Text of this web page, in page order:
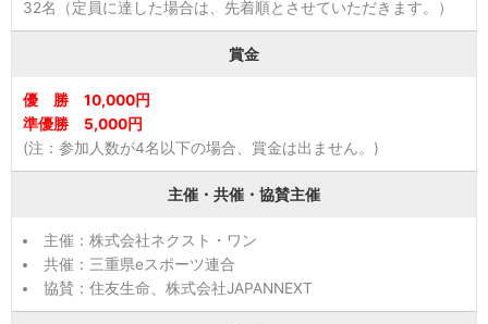
32名（定員に達した場合は、先着順とさせていただきます。）
賞金
優 勝 10,000円
準優勝 5,000円
(注：参加人数が4名以下の場合、賞金は出ません。)
主催・共催・協賛主催
主催：株式会社ネクスト・ワン
共催：三重県eスポーツ連合
協賛：住友生命、株式会社JAPANNEXT